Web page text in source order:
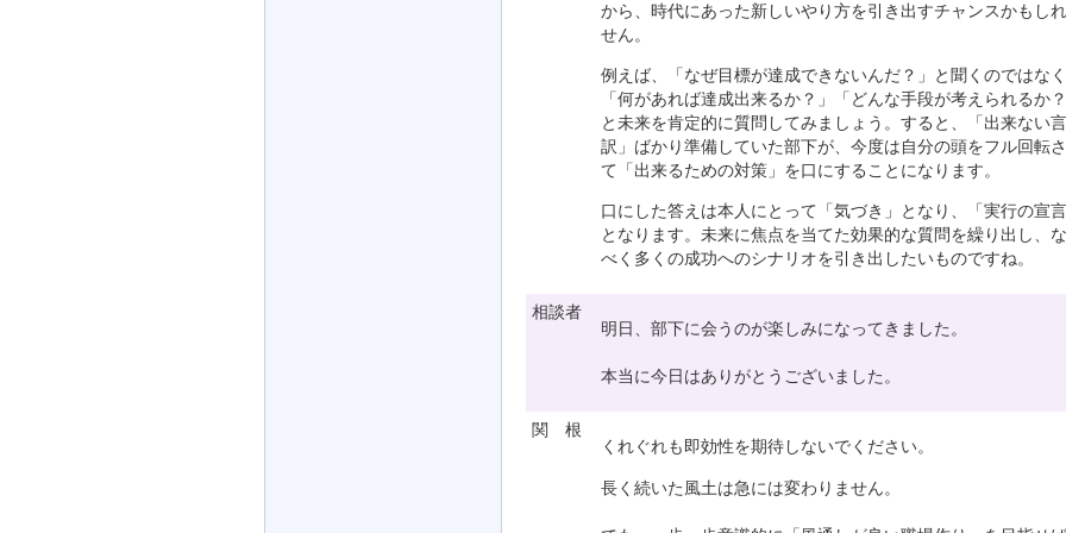
から、時代にあった新しいやり方を引き出すチャンスかもし
せん。
例えば、「なぜ目標が達成できないんだ？」と聞くのではな
「何があれば達成出来るか？」「どんな手段が考えられるか
と未来を肯定的に質問してみましょう。すると、「出来ない
訳」ばかり準備していた部下が、今度は自分の頭をフル回転
て「出来るための対策」を口にすることになります。
口にした答えは本人にとって「気づき」となり、「実行の宣
となります。未来に焦点を当てた効果的な質問を繰り出し、
べく多くの成功へのシナリオを引き出したいものですね。
相談者
明日、部下に会うのが楽しみになってきました。
本当に今日はありがとうございました。
関 根
くれぐれも即効性を期待しないでください。
長く続いた風土は急には変わりません。